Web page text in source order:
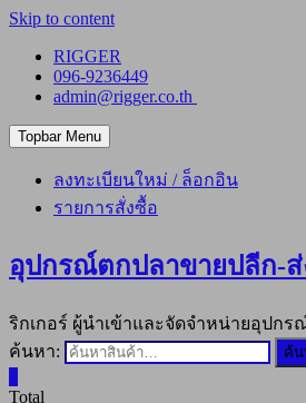
Skip to content
RIGGER
096-9236449
admin@rigger.co.th
Topbar Menu
ลงทะเบียนใหม่ / ล็อกอิน
รายการสั่งซื้อ
อุปกรณ์ตกปลาขายปลีก-ส่
ริกเกอร์ ผู้นำเข้าและจัดจำหน่ายอุปก
ค้นหา:
ค้น
Total